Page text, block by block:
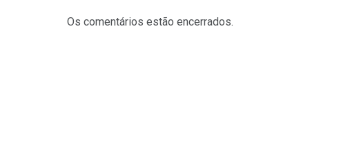
Os comentários estão encerrados.